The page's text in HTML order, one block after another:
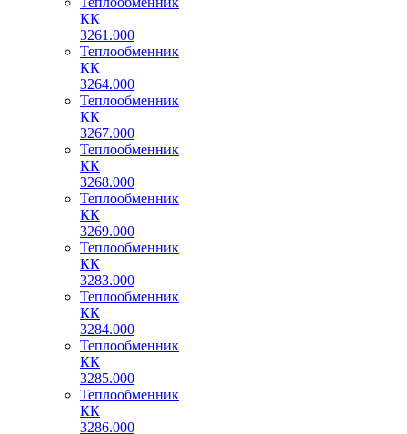
КК
3261.000
Теплообменник
КК
3264.000
Теплообменник
КК
3267.000
Теплообменник
КК
3268.000
Теплообменник
КК
3269.000
Теплообменник
КК
3283.000
Теплообменник
КК
3284.000
Теплообменник
КК
3285.000
Теплообменник
КК
3286.000